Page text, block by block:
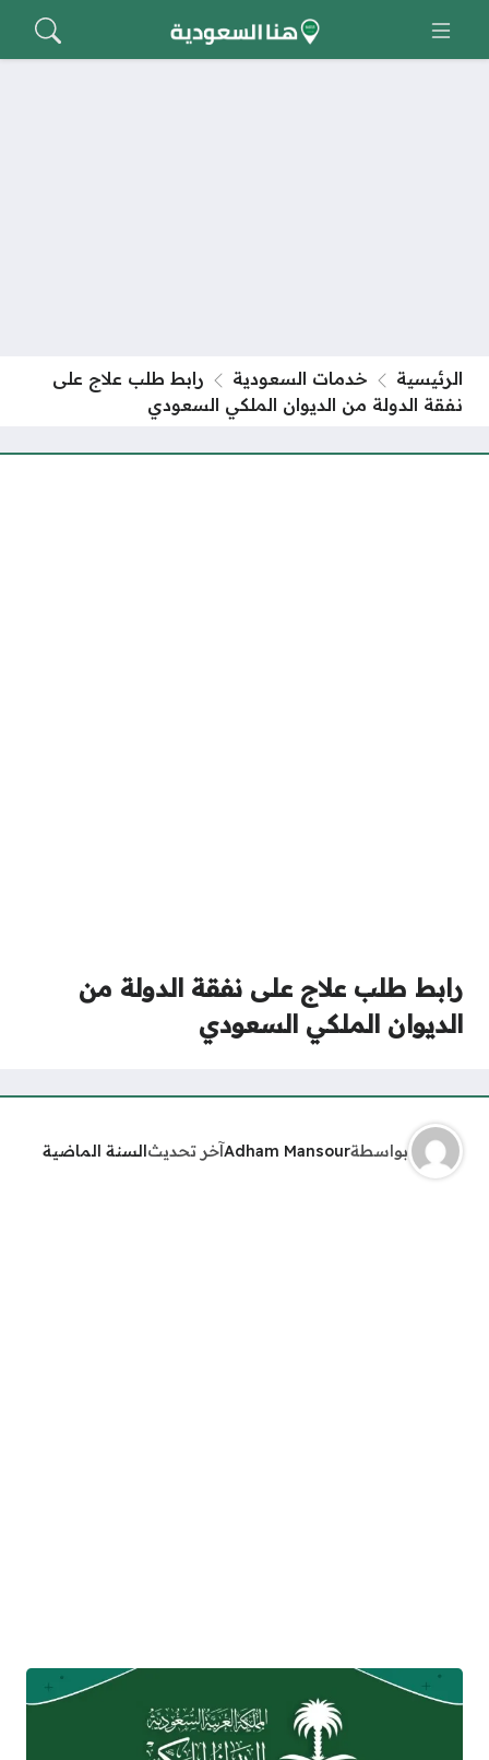
الرئيسية خدمات السعودية
رابط طلب علاج على
نفقة الدولة من الديوان الملكي السعودي
رابط طلب علاج على نفقة الدولة من
الديوان الملكي السعودي
بواسطةAdham Mansourآخر تحديثالسنة الماضية